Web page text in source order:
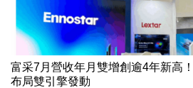
富采7月營收年月雙增創逾4年新高
布局雙引擎發動